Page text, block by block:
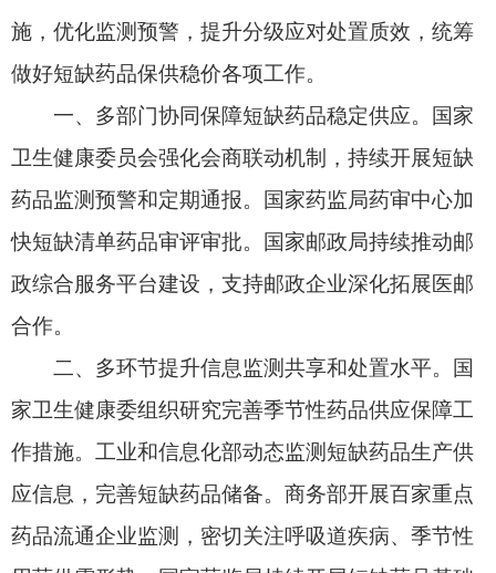
快短缺清单药品审评审批。国家邮政局持续推动邮
政综合服务平台建设，支持邮政企业深化拓展医邮
二、多环节提升信息监测共享和处置水平。国
家卫生健康委组织研究完善季节性药品供应保障工
作措施。工业和信息化部动态监测短缺药品生产供
应信息，完善短缺药品储备。商务部开展百家重点
药品流通企业监测，密切关注呼吸道疾病、季节性
信息标记和数据更新，完善监测信息化。国家医保
局动态监测短缺药品价格和配送信息。
三、多维度维护药品领域市场秩序。税务总局
组织各地税务稽查部门依法查处医药行业虚开增值
税发票等涉税违法行为。市场监管总局推进民生领
竞争秩序，预防垄断行为。国家医保局指导各地按